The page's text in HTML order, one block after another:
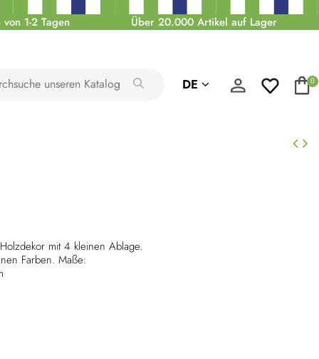
1-2 Tagen Über 20.000 Artikel auf Lager
DE 0
mit 4 kleinen Ablage.
Farben. Maße: